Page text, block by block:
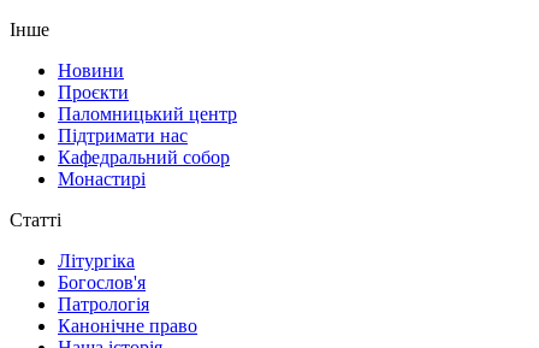
Інше
Новини
Проєкти
Паломницький центр
Підтримати нас
Кафедральний собор
Монастирі
Статті
Літургіка
Богослов'я
Патрологія
Канонічне право